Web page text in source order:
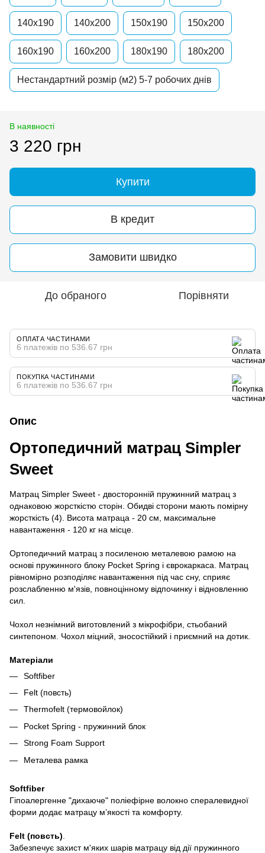
140x190 140x200 150x190 150x200
160x190 160x200 180x190 180x200
Нестандартний розмір (м2) 5-7 робочих днів
В наявності
3 220 грн
Купити
В кредит
Замовити швидко
До обраного Порівняти
ОПЛАТА ЧАСТИНАМИ
6 платежів по 536.67 грн
ПОКУПКА ЧАСТИНАМИ
6 платежів по 536.67 грн
Опис
Ортопедичний матрац Simpler
Sweet
Матрац Simpler Sweet - двосторонній пружинний матрац з
однаковою жорсткістю сторін. Обидві сторони мають помірну
жорсткість (4). Висота матраца - 20 см, максимальне
навантаження - 120 кг на місце.
Ортопедичний матрац з посиленою металевою рамою на
основі пружинного блоку Pocket Spring і єврокаркаса. Матрац
рівномірно розподіляє навантаження під час сну, сприяє
розслабленню м'язів, повноцінному відпочинку і відновленню
сил.
Чохол незнімний виготовлений з мікрофібри, стьобаний
синтепоном. Чохол міцний, зносостійкий і приємний на дотик.
Матеріали
Softfiber
Felt (повсть)
Thermofelt (термовойлок)
Pocket Spring - пружинний блок
Strong Foam Support
Металева рамка
Softfiber
Гіпоалергенне "дихаюче" поліефірне волокно спералевидної
форми додає матрацу м’якості та комфорту.
Felt (повсть)
Забезпечує захист м'яких шарів матрацу від дії пружинного